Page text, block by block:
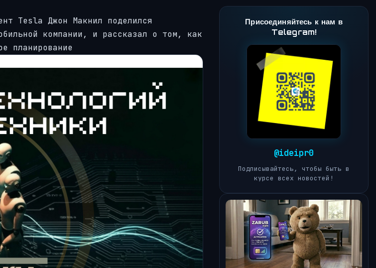
Tesla Джон Макнил поделился
компании, и рассказал о том, как
планирование
Присоединяйтесь к нам в
Telegram!
@ideipr0
Подписывайтесь, чтобы быть в
курсе всех новостей!